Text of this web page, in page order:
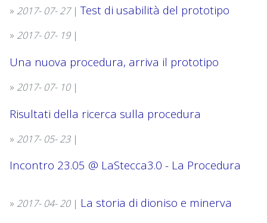
» 2017- 07- 27 | test di usabilità del prototipo
» 2017- 07- 19 |
Una nuova procedura, arriva il prototipo
» 2017- 07- 10 |
risultati della ricerca sulla procedura
» 2017- 05- 23 |
incontro 23.05 @ LaStecca3.0 - La Procedura
» 2017- 04- 20 | La storia di dioniso e minerva